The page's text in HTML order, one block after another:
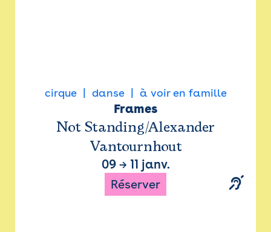
cirque danse à voir en famille
Frames
Not Standing/Alexander
Vantournhout
09→ 11 janv.
Réserver